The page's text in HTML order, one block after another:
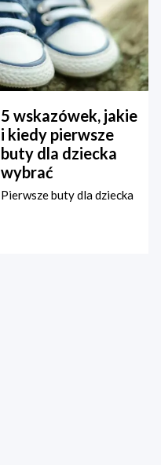
5 wskazówek, jakie
i kiedy pierwsze
buty dla dziecka
wybrać
Pierwsze buty dla dziecka